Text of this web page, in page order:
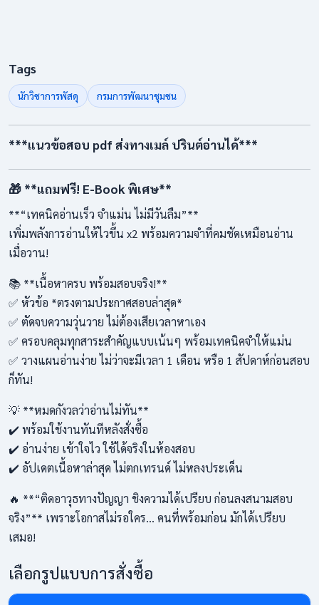
Tags
นักวิชาการพัสดุ กรมการพัฒนาชุมชน
***แนวข้อสอบ pdf ส่งทางเมล์ ปรินต์อ่านได้***
🎁 **แถมฟรี! E-Book พิเศษ**
**“เทคนิคอ่านเร็ว จำแม่น ไม่มีวันลืม”**
เพิ่มพลังการอ่านให้ไวขึ้น x2 พร้อมความจำที่คมชัดเหมือนอ่าน
เมื่อวาน!
📚 **เนื้อหาครบ พร้อมสอบจริง!**
✅ หัวข้อ *ตรงตามประกาศสอบล่าสุด*
✅ ตัดจบความวุ่นวาย ไม่ต้องเสียเวลาหาเอง
✅ ครอบคลุมทุกสาระสำคัญแบบเน้นๆ พร้อมเทคนิคจำให้แม่น
✅ วางแผนอ่านง่าย ไม่ว่าจะมีเวลา 1 เดือน หรือ 1 สัปดาห์ก่อนสอบ
ก็ทัน!
💡 **หมดกังวลว่าอ่านไม่ทัน**
✔️ พร้อมใช้งานทันทีหลังสั่งซื้อ
✔️ อ่านง่าย เข้าใจไว ใช้ได้จริงในห้องสอบ
✔️ อัปเดตเนื้อหาล่าสุด ไม่ตกเทรนด์ ไม่หลงประเด็น
🔥 **“ติดอาวุธทางปัญญา ชิงความได้เปรียบ ก่อนลงสนามสอบ
จริง”** เพราะโอกาสไม่รอใคร… คนที่พร้อมก่อน มักได้เปรียบ
เสมอ!
เลือกรูปแบบการสั่งซื้อ